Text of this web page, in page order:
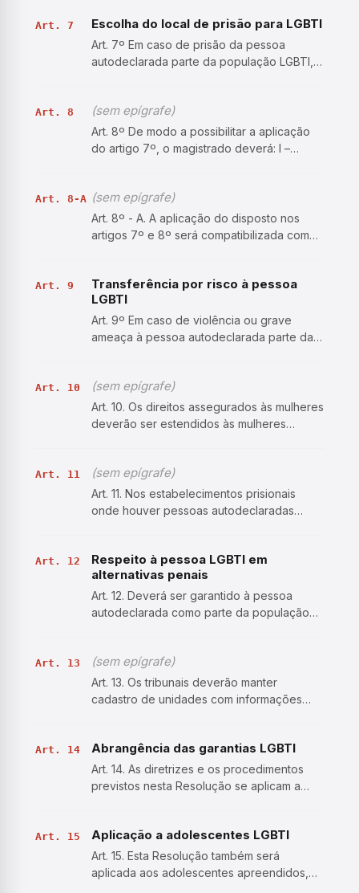
identidade de gênero, mesmo que distinto
do nome que conste de seu r…
Art. 7 Escolha do local de prisão para LGBTI
Art. 7º Em caso de prisão da pessoa
autodeclarada parte da população LGBTI, o
fundamentada. (Redação dada pela
Resolução n. 366, de 20/01/2021) § 1º…
Art. 8 (sem epígrafe)
Art. 8º De modo a possibilitar a aplicação
do artigo 7º, o magistrado deverá: I –
prisionais disponíveis na respectiva
localidade, da localização…
Art. 8-A (sem epígrafe)
Art. 8º - A. A aplicação do disposto nos
artigos 7º e 8º será compatibilizada com
366, de 20/01/2021)
Art. 9
Transferência por risco à pessoa
LGBTI
Art. 9º Em caso de violência ou grave
ameaça à pessoa autodeclarada parte da
análise de pedidos de transferência para
outro estabelecimento, con…
Art. 10 (sem epígrafe)
Art. 10. Os direitos assegurados às mulheres
deverão ser estendidos às mulheres
especialmente quanto à: I –
excepcionalidade da prisão provisória…
Art. 11 (sem epígrafe)
Art. 11. Nos estabelecimentos prisionais
onde houver pessoas autodeclaradas
exercício de sua competência de
fiscalização, zelará para que seja …
Art. 12
Respeito à pessoa LGBTI em
alternativas penais
Art. 12. Deverá ser garantido à pessoa
autodeclarada como parte da população
monitoração eletrônica, o respeito às
especificidades elencadas nesta Resoluç…
Art. 13 (sem epígrafe)
Art. 13. Os tribunais deverão manter
cadastro de unidades com informações
LGBTI, de modo a instruir os magistrados
para a operabilidade do a…
Art. 14 Abrangência das garantias LGBTI
Art. 14. As diretrizes e os procedimentos
previstos nesta Resolução se aplicam a
que a identificação pode ou não ser
exclusiva, bem como varia…
Art. 15 Aplicação a adolescentes LGBTI
Art. 15. Esta Resolução também será
aplicada aos adolescentes apreendidos,